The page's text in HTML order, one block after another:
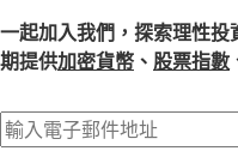
一起加入我們，探索理性
期提供加密貨幣 、 股票指數